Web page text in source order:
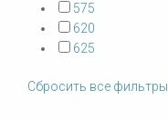
575
620
625
Сбросить все фильтры